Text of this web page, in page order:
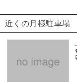
近くの月極駐車場